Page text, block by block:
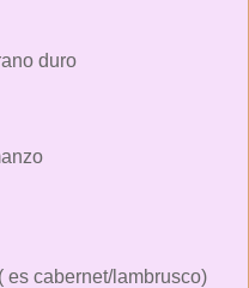
duro
es cabernet/lambrusco)